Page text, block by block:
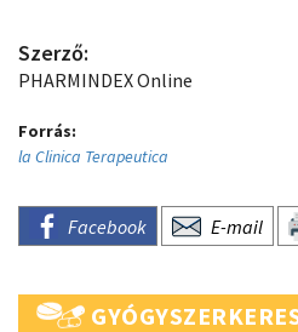
Szerző:
PHARMINDEX Online
Forrás:
la Clinica Terapeutica
Facebook E-mail